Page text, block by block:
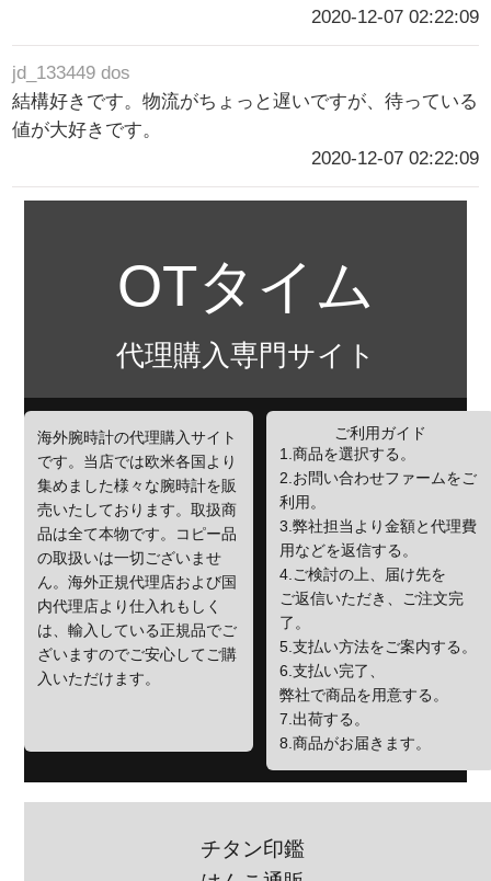
2020-12-07 02:22:09
jd_133449 dos
結構好きです。物流がちょっと遅いですが、待っている
値が大好きです。
2020-12-07 02:22:09
OTタイム
代理購入専門サイト
海外腕時計の代理購入サイト
です。当店では欧米各国より
集めました様々な腕時計を販
売いたしております。取扱商
品は全て本物です。コピー品
の取扱いは一切ございませ
ん。海外正規代理店および国
内代理店より仕入れもしく
は、輸入している正規品でご
ざいますのでご安心してご購
入いただけます。
ご利用ガイド
1.商品を選択する。
2.お問い合わせファームをご
利用。
3.弊社担当より金額と代理費
用などを返信する。
4.ご検討の上、届け先を
ご返信いただき、ご注文完
了。
5.支払い方法をご案内する。
6.支払い完了、
弊社で商品を用意する。
7.出荷する。
8.商品がお届きます。
チタン印鑑